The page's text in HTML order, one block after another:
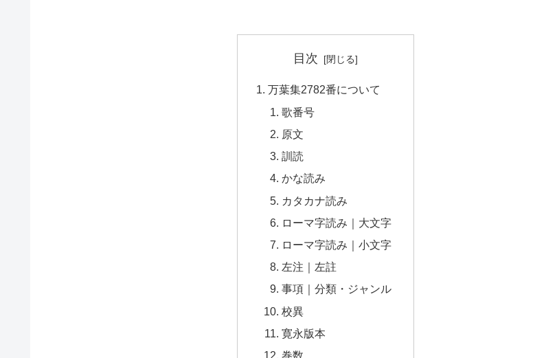
目次
万葉集2782番について
歌番号
原文
訓読
かな読み
カタカナ読み
ローマ字読み｜大文字
ローマ字読み｜小文字
左注｜左註
事項｜分類・ジャンル
校異
寛永版本
巻数